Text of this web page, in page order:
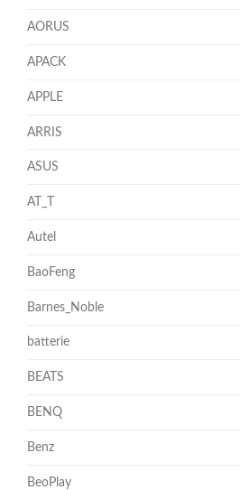
AORUS
APACK
APPLE
ARRIS
ASUS
AT_T
Autel
BaoFeng
Barnes_Noble
batterie
BEATS
BENQ
Benz
BeoPlay